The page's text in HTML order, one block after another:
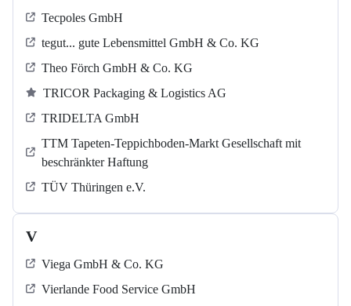
Tecpoles GmbH
tegut... gute Lebensmittel GmbH & Co. KG
Theo Förch GmbH & Co. KG
TRICOR Packaging & Logistics AG
TRIDELTA GmbH
TTM Tapeten-Teppichboden-Markt Gesellschaft mit
beschränkter Haftung
TÜV Thüringen e.V.
V
Viega GmbH & Co. KG
Vierlande Food Service GmbH